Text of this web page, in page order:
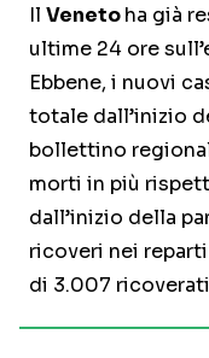
Il Venetoha già
ultime 24 ore
Ebbene, i nuovi
totale dall’inizio
bollettino
morti in più
dall’inizio della
ricoveri nei
di 3.007